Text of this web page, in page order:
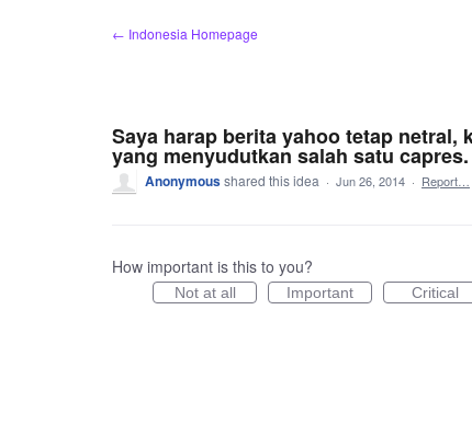
← Indonesia Homepage
Saya harap berita yahoo tetap netral,
yang menyudutkan salah satu
Anonymousshared this idea · Jun 26, 2014 · Report…
How important is this to you?
Not at all Important Critical